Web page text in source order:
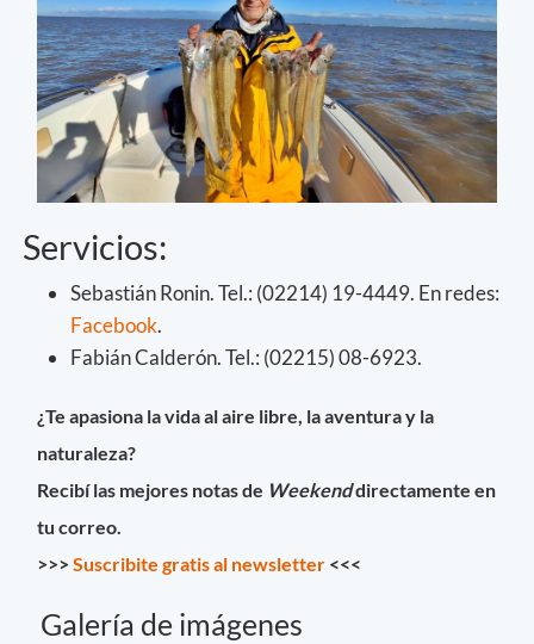
Servicios:
Sebastián Ronin. Tel.: (02214) 19-4449. En redes:
Facebook.
Fabián Calderón. Tel.: (02215) 08-6923.
¿Te apasiona la vida al aire libre, la aventura y la
naturaleza?
Recibí las mejores notas de Weekenddirectamente en
tu correo.
>>>Suscribite gratis al newsletter <<<
Galería de imágenes